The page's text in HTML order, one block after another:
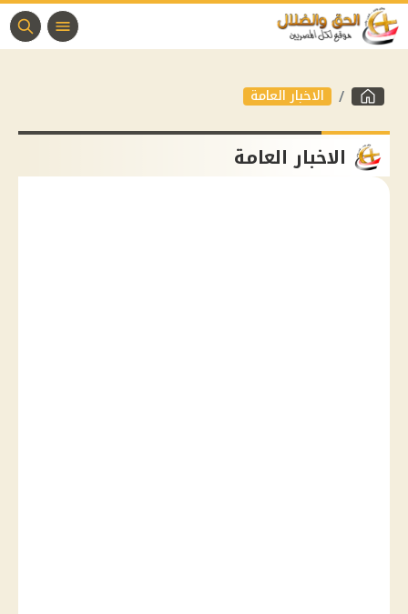
الاخبار العامة
الاخبار العامة